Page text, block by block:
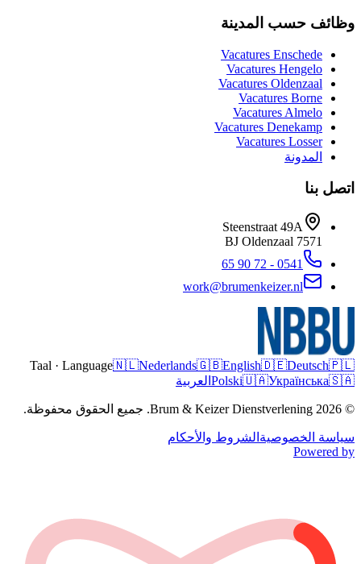
وظائف حسب المدينة
Vacatures Enschede
Vacatures Hengelo
Vacatures Oldenzaal
Vacatures Borne
Vacatures Almelo
Vacatures Denekamp
Vacatures Losser
المدونة
اتصل بنا
Steenstraat 49A
7571 BJ
Oldenzaal
0541 - 72 90 65
work@brumenkeizer.nl
Taal · Language🇳🇱Nederlands🇬🇧English🇩🇪Deutsch🇵🇱
Polski🇺🇦Українська🇸🇦 العربية
© 2026 Brum & Keizer Dienstverlening. جميع الحقوق محفوظة.
سياسة الخصوصية الشروط والأحكام
Powered by